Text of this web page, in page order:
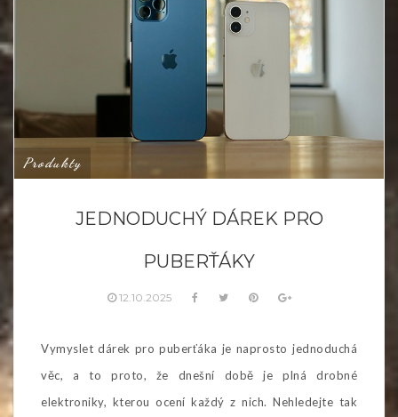
Produkty
JEDNODUCHÝ DÁREK PRO
PUBERŤÁKY
12.10.2025
Vymyslet dárek pro puberťáka je naprosto jednoduchá
věc, a to proto, že dnešní době je plná drobné
elektroniky, kterou ocení každý z nich. Nehledejte tak